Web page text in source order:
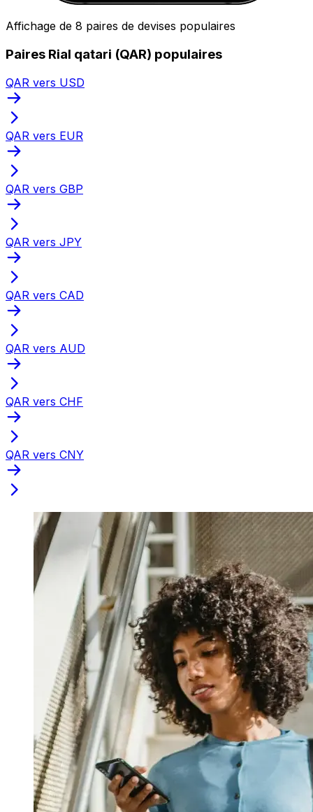
Affichage de 8 paires de devises populaires
Paires Rial qatari (QAR) populaires
QAR vers USD
QAR vers EUR
QAR vers GBP
QAR vers JPY
QAR vers CAD
QAR vers AUD
QAR vers CHF
QAR vers CNY